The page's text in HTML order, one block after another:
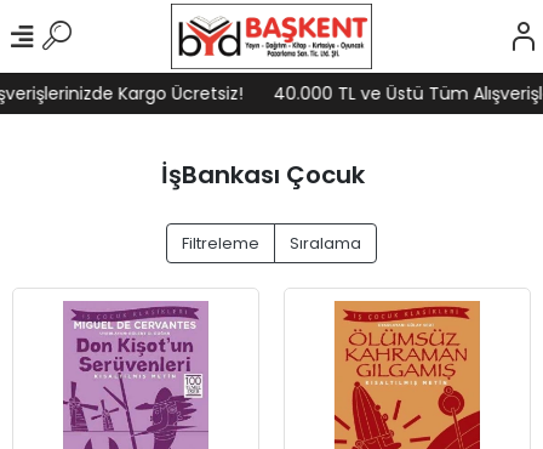
Kargo Ücretsiz! 40.000 TL ve Üstü Tüm
İşBankası Çocuk
Filtreleme Sıralama